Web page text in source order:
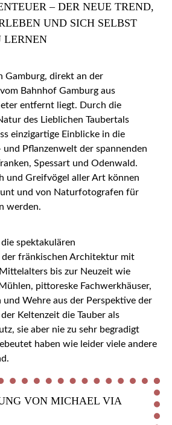
– DER NEUE TREND,
UND SICH SELBST
LERNEN
Gamburg, direkt an der
Bahnhof Gamburg aus
entfernt liegt. Durch die
des Lieblichen Taubertals
einzigartige Einblicke in die
und Pflanzenwelt der spannenden
Spessart und Odenwald.
und Greifvögel aller Art können
und von Naturfotografen für
werden.
spektakulären
der fränkischen Architektur mit
bis zur Neuzeit wie
pittoreske Fachwerkhäuser,
und Wehre aus der Perspektive der
Keltenzeit die Tauber als
sie aber nie zu sehr begradigt
haben wie leider viele andere
VON MICHAEL VIA